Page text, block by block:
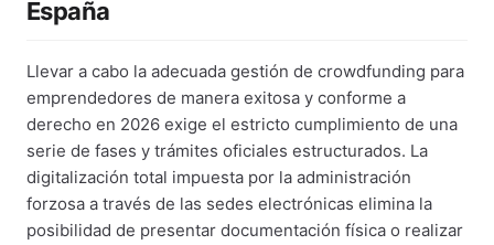
España
Llevar a cabo la adecuada gestión de crowdfunding para
emprendedores de manera exitosa y conforme a
derecho en 2026 exige el estricto cumplimiento de una
serie de fases y trámites oficiales estructurados. La
digitalización total impuesta por la administración
forzosa a través de las sedes electrónicas elimina la
posibilidad de presentar documentación física o realizar